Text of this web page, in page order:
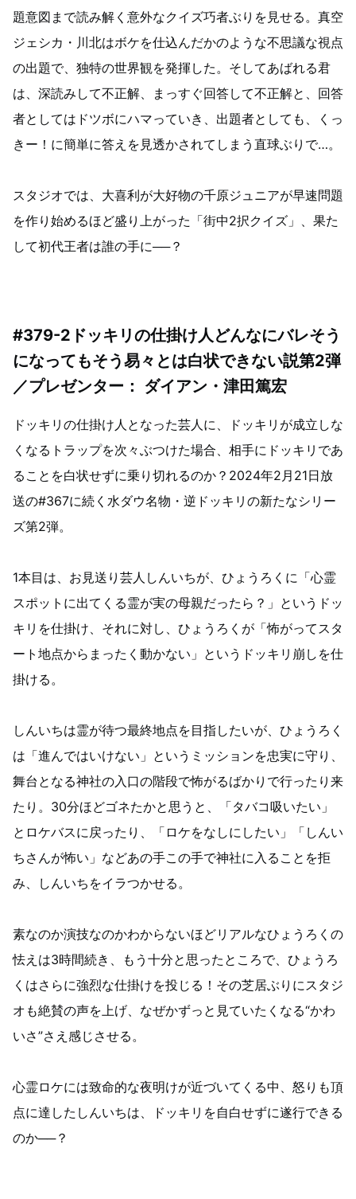
題意図まで読み解く意外なクイズ巧者ぶりを見せる。真空
ジェシカ・川北はボケを仕込んだかのような不思議な視点
の出題で、独特の世界観を発揮した。そしてあばれる君
は、深読みして不正解、まっすぐ回答して不正解と、回答
者としてはドツボにハマっていき、出題者としても、くっ
きー！に簡単に答えを見透かされてしまう直球ぶりで…。
スタジオでは、大喜利が大好物の千原ジュニアが早速問題
を作り始めるほど盛り上がった「街中2択クイズ」、果た
して初代王者は誰の手に──？
#379-2ドッキリの仕掛け人どんなにバレそう
になってもそう易々とは白状できない説第2弾
／プレゼンター： ダイアン・津田篤宏
ドッキリの仕掛け人となった芸人に、ドッキリが成立しな
くなるトラップを次々ぶつけた場合、相手にドッキリであ
ることを白状せずに乗り切れるのか？2024年2月21日放
送の#367に続く水ダウ名物・逆ドッキリの新たなシリー
ズ第2弾。
1本目は、お見送り芸人しんいちが、ひょうろくに「心霊
スポットに出てくる霊が実の母親だったら？」というドッ
キリを仕掛け、それに対し、ひょうろくが「怖がってスタ
ート地点からまったく動かない」というドッキリ崩しを仕
掛ける。
しんいちは霊が待つ最終地点を目指したいが、ひょうろく
は「進んではいけない」というミッションを忠実に守り、
舞台となる神社の入口の階段で怖がるばかりで行ったり来
たり。30分ほどゴネたかと思うと、「タバコ吸いたい」
とロケバスに戻ったり、「ロケをなしにしたい」「しんい
ちさんが怖い」などあの手この手で神社に入ることを拒
み、しんいちをイラつかせる。
素なのか演技なのかわからないほどリアルなひょうろくの
怯えは3時間続き、もう十分と思ったところで、ひょうろ
くはさらに強烈な仕掛けを投じる！その芝居ぶりにスタジ
オも絶賛の声を上げ、なぜかずっと見ていたくなる“かわ
いさ”さえ感じさせる。
心霊ロケには致命的な夜明けが近づいてくる中、怒りも頂
点に達したしんいちは、ドッキリを自白せずに遂行できる
のか──？